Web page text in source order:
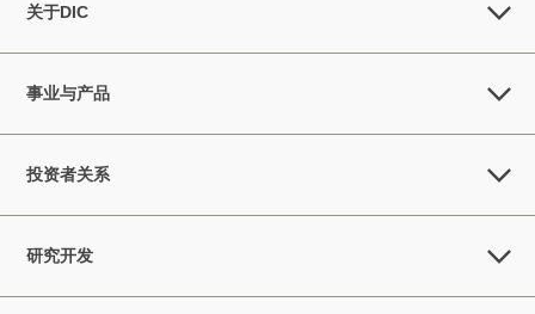
关于DIC
事业与产品
投资者关系
研究开发